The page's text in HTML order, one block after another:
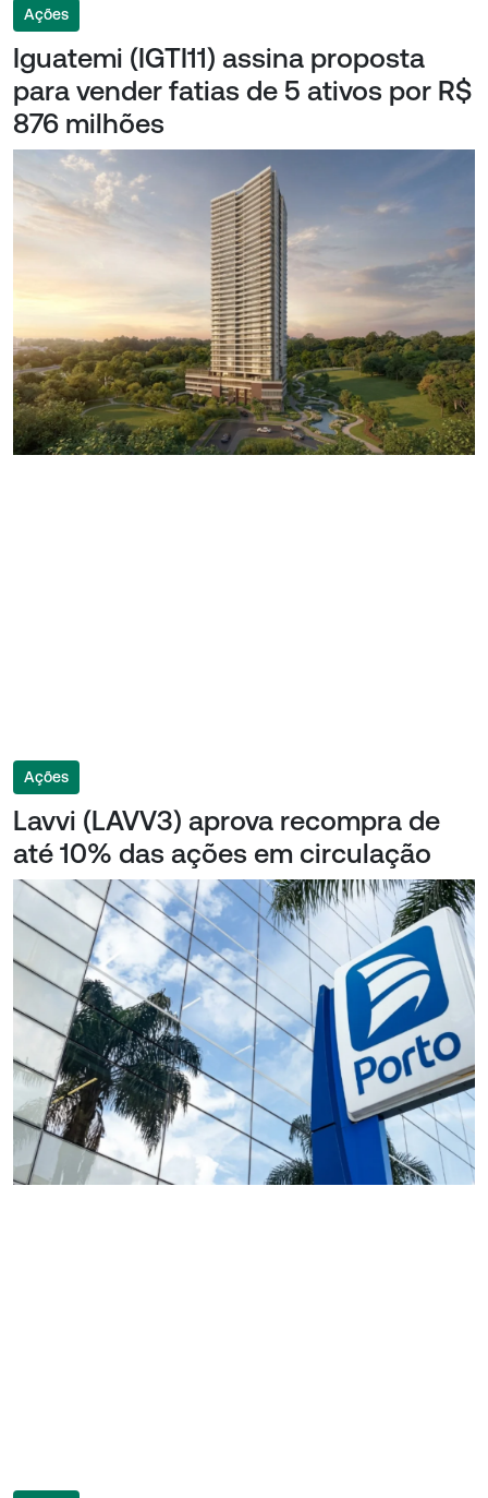
Ações
Iguatemi (IGTI11) assina proposta
para vender fatias de 5 ativos por R$
876 milhões
Ações
Lavvi (LAVV3) aprova recompra de
até 10% das ações em circulação